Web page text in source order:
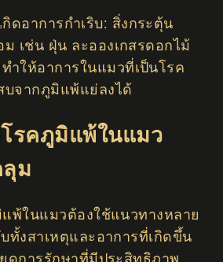
ดอาการกำเริบ: สิ่งกระตุ้น
เช่น ฝุ่น ละอองเกสรดอกไม้
ำให้อาการในแมวที่เป็นโรค
บจากภูมิแพ้แย่ลงได้
รคภูมิแพ้ในแมว
ม
พ้ในแมวต้องใช้แนวทางหลาย
ทั้งสาเหตุและอาการที่เกิดขึ้น
ดการรักษาที่มีประสิทธิภาพ